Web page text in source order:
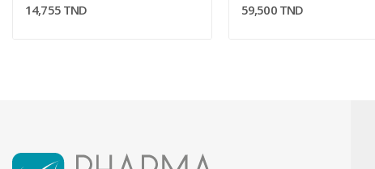
14,755 TND 59,500 TND